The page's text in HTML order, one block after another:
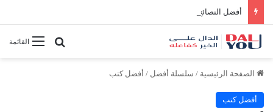
أفضل النصائح لإدارة الوقت بفعالية
القائمةبحث عن
الصفحة الرئيسية / سلسلة أفضل / أفضل كتب
أفضل كتب